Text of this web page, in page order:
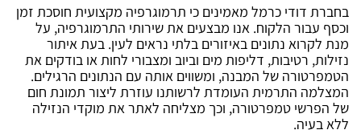
בחברת דודי כרמל מאמינים כי תרמוגרפיה מקצועית חוסכת זמן
וכסף עבור הלקוח. אנו מבצעים את שירותי התרמוגרפיה, על
מנת לקרוא נתונים באיזורים בלתי נראים לעין. בעת איתור
נזילות, רטיבות, דליפות מים וביוב ומצבורי לחות או בודקים את
הטמפרטורה של המבנה, ומשווים אותה עם הנתונים הרגילים.
המצלמה התרמית העומדת לרשותנו עוזרת ליצור תמונת חום
של הפרשי טמפרטורה, וכך מצליחה לאתר את מוקדי הנזילה
ללא בעיה.